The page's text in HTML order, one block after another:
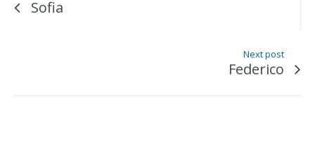
Sofia
Next post
Federico